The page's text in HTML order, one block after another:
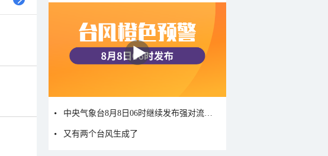
又有两个台风生成了